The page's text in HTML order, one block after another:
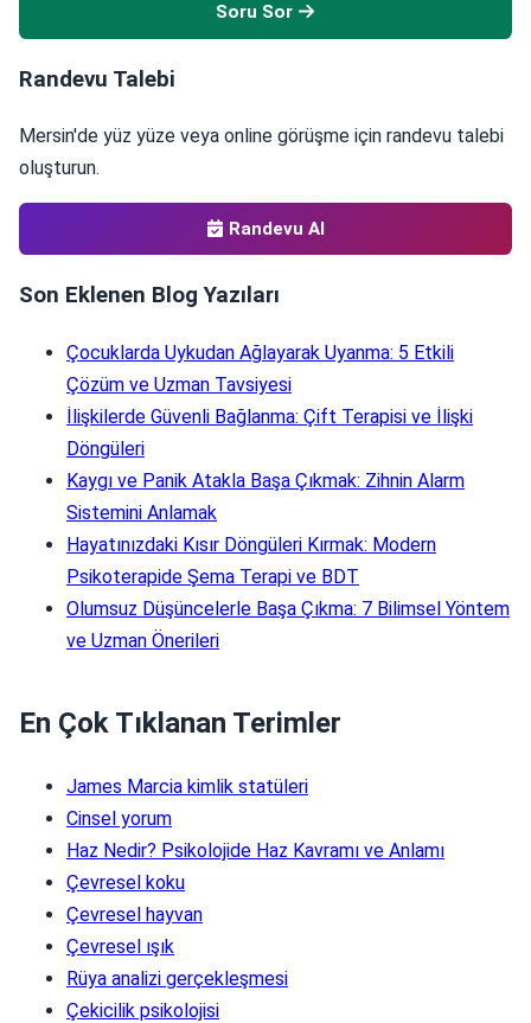
Soru Sor
Randevu Talebi
Mersin'de yüz yüze veya online görüşme için randevu talebi
oluşturun.
Randevu Al
Son Eklenen Blog Yazıları
Çocuklarda Uykudan Ağlayarak Uyanma: 5 Etkili
Çözüm ve Uzman Tavsiyesi
İlişkilerde Güvenli Bağlanma: Çift Terapisi ve İlişki
Döngüleri
Kaygı ve Panik Atakla Başa Çıkmak: Zihnin Alarm
Sistemini Anlamak
Hayatınızdaki Kısır Döngüleri Kırmak: Modern
Psikoterapide Şema Terapi ve BDT
Olumsuz Düşüncelerle Başa Çıkma: 7 Bilimsel Yöntem
ve Uzman Önerileri
En Çok Tıklanan Terimler
James Marcia kimlik statüleri
Cinsel yorum
Haz Nedir? Psikolojide Haz Kavramı ve Anlamı
Çevresel koku
Çevresel hayvan
Çevresel ışık
Rüya analizi gerçekleşmesi
Çekicilik psikolojisi